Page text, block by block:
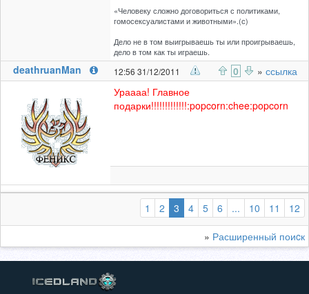
«Человеку сложно договориться с политиками,
гомосексуалистами и животными».(с)
Дело не в том выигрываешь ты или проигрываешь,
дело в том как ты играешь.
deathruanMan 12:56 31/12/2011 0 » ссылка
Ураааа! Главное
подарки!!!!!!!!!!!!!:popcorn:chee:popcorn
1 2 3 (выбранная)
4 5 6 ... 10 11 12
» Расширенный поиcк